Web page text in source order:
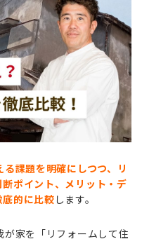
課題を明確にしつつ、リ
ポイント、メリット・デ
的に比較 します。
家を「リフォームして住